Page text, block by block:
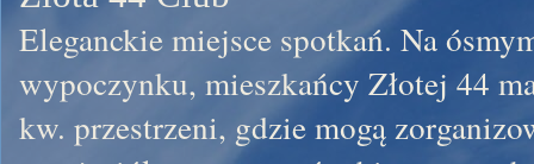
Eleganckie miejsce spotkań. Na
wypoczynku, mieszkańcy Złotej 44
kw. przestrzeni, gdzie mogą